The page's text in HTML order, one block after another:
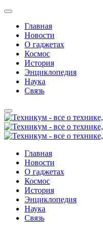
Главная
Новости
О гаджетах
Космос
История
Энциклопедия
Наука
Связь
Главная
Новости
О гаджетах
Космос
История
Энциклопедия
Наука
Связь